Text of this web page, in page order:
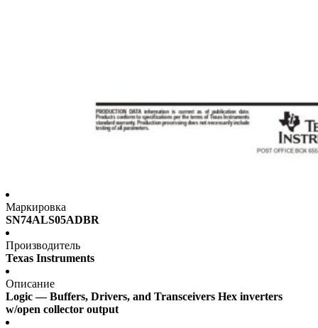
Маркировка
SN74ALS05ADBR
Производитель
Texas Instruments
Описание
Logic — Buffers, Drivers, and Transceivers Hex inverters
w/open collector output